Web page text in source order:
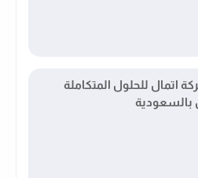
اتمال للحلول المتكاملة